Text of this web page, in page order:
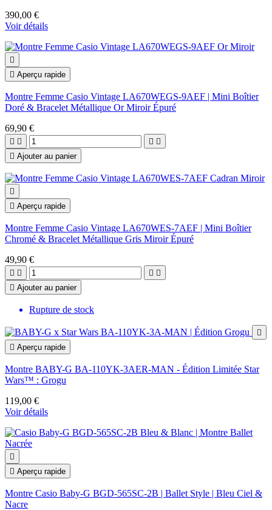
390,00 €
Voir détails

 Aperçu rapide
Montre Femme Casio Vintage LA670WEGS-9AEF | Mini Boîtier
Doré & Bracelet Métallique Or Miroir Épuré
69,90 €
   
 Ajouter au panier

 Aperçu rapide
Montre Femme Casio Vintage LA670WES-7AEF | Mini Boîtier
Chromé & Bracelet Métallique Gris Miroir Épuré
49,90 €
   
 Ajouter au panier
Rupture de stock

 Aperçu rapide
Montre BABY-G BA-110YK-3AER-MAN - Édition Limitée Star
Wars™ : Grogu
119,00 €
Voir détails

 Aperçu rapide
Montre Casio Baby-G BGD-565SC-2B | Ballet Style | Bleu Ciel &
Nacre